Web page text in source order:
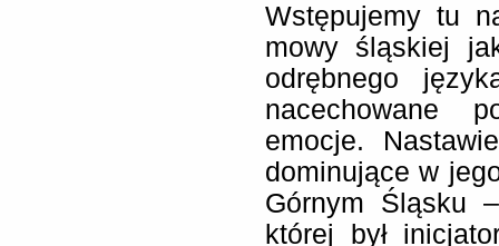
Wstępujemy tu
mowy śląskiej
odrębnego
nacechowane
emocje.
dominujące w
Górnym Śląsku
której był